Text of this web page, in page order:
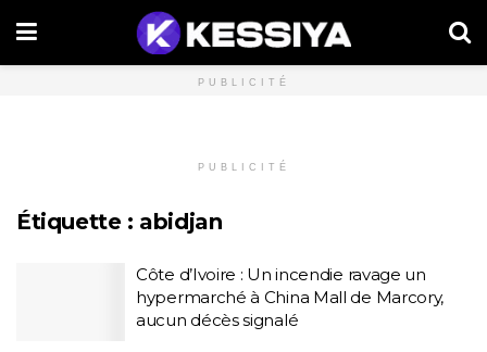
PUBLICITÉ
PUBLICITÉ
Étiquette : abidjan
Côte d’Ivoire : Un incendie ravage un
hypermarché à China Mall de Marcory,
aucun décès signalé